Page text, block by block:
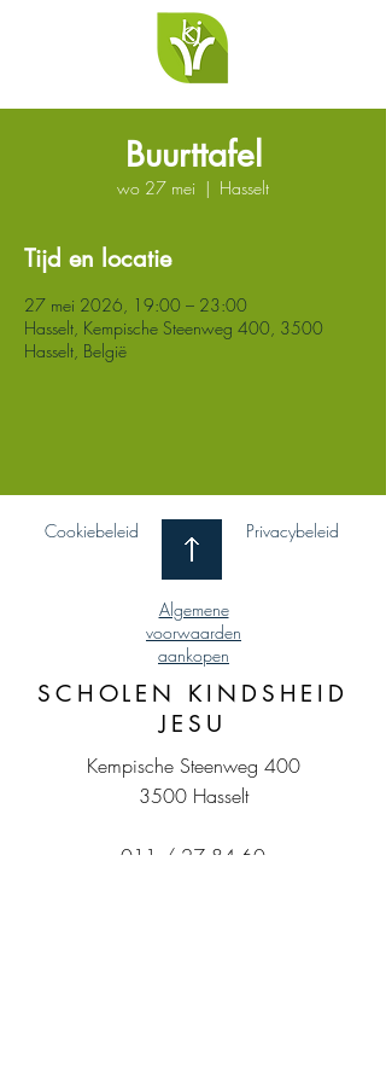
Buurttafel
wo 27 mei
  |
Hasselt
Tijd en locatie
27 mei 2026, 19:00 – 23:00
Hasselt, Kempische Steenweg 400, 3500
Hasselt, België
Cookiebeleid Privacybeleid
Algemene
voorwaarden
aankopen
SCHOLEN KINDSHEID
JESU
Kempische Steenweg 400
3500 Hasselt
011 / 27 84 60